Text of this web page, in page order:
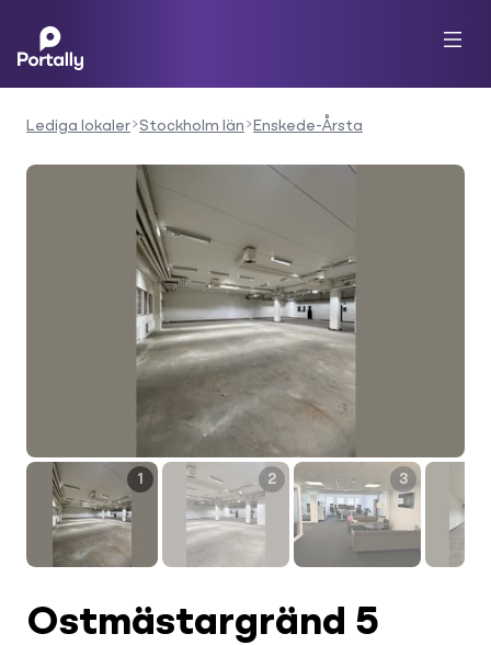
Lediga lokaler Stockholm län Enskede-Årsta
1 2 3
Ostmästargränd 5